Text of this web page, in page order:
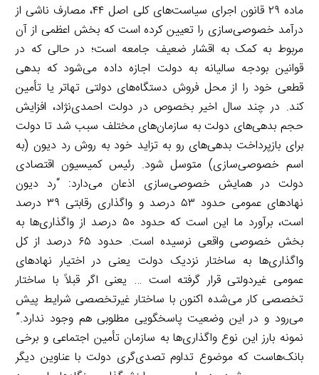
ماده ۲۹ قانون اجرای سیاست‌های کلی اصل ۴۴، مصارف ناشی از
درآمد خصوصی‌سازی را تعیین کرده است که بخش اعظمی از آن
مربوط به کمک به اقشار ضعیف جامعه است؛ در حالی که در
قوانین بودجه سالیانه به دولت اجازه داده می‌شود که بدهی
قطعی خود را از محل فروش دستگاه‌های دولتی تهاتر یا تأمین
کند. در چند سال اخیر بخصوص در دولت احمدی‌نژاد، افزایش
حجم بدهی‌های دولت به سازمان‌های مختلف سبب شد تا دولت
برای بازپرداخت بدهی‌های رو به تزاید خود به روش رد دیون (به
اسم خصوصی‌سازی) متوسل شود. رئیس کمیسیون اقتصادی
دولت در همایش خصوصی‌سازی اذعان می‌دارد: “رد دیون
نهادهای عمومی حدود ۵۳ درصد و واگذاری رقابتی ۳۹ درصد
است، برآورد ما این است که حدود ۵۰ درصد از واگذاری‌ها به
بخش خصوصی واقعی نرسیده است. حدود ۶۵ درصد از کل
واگذاری‌ها به ساختار نزدیک دولت یعنی در اختیار نهادهای
عمومی غیردولتی قرار گرفته است … یعنی اگر قبلاً با ساختار
تخصصی کار می‌شده اکنون با ساختار غیرتخصصی شرایط پیش
می‌رود و در این وضعیت پاسخگویی مطلوبی هم وجود ندارد.”
نمونه بارز این نوع واگذاری‌ها به سازمان تأمین اجتماعی و برخی
بانک‌هاست که موضوع تداوم تصدی‌گری دولت با عناوین دیگر